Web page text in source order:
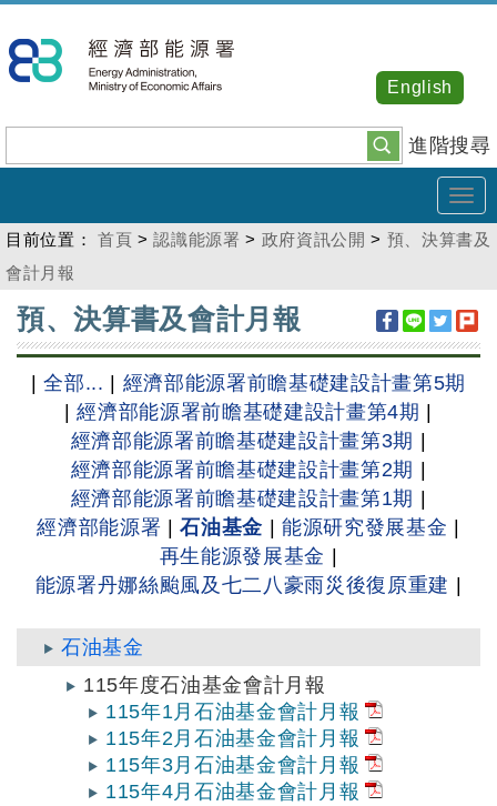
到
主
內
容
進階搜尋
English
目前位置： 首頁 >認識能源署 > 政府資訊公開 > 預、決算書及
會計月報
:::
預、決算書及會計月報
|全部...
經濟部能源署前瞻基礎建設計畫第5期
|經濟部能源署前瞻基礎建設計畫第4期
經濟部能源署前瞻基礎建設計畫第3期
經濟部能源署前瞻基礎建設計畫第2期
經濟部能源署前瞻基礎建設計畫第1期
經濟部能源署 |石油基金 能源研究發展基金
再生能源發展基金
能源署丹娜絲颱風及七二八豪雨災後復原重建
石油基金
115年度石油基金會計月報
115年1月石油基金會計月報
115年2月石油基金會計月報
115年3月石油基金會計月報
115年4月石油基金會計月報